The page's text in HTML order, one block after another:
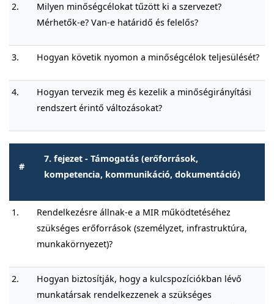
2.
Milyen minőségcélokat tűzött ki a szervezet?
Mérhetők-e? Van-e határidő és felelős?
3. Hogyan követik nyomon a minőségcélok teljesülését?
4.
Hogyan tervezik meg és kezelik a minőségirányítási
rendszert érintő változásokat?
#
7. fejezet - Támogatás (erőforrások,
kompetencia, kommunikáció, dokumentáció)
1.
Rendelkezésre állnak-e a MIR működtetéséhez
szükséges erőforrások (személyzet, infrastruktúra,
munkakörnyezet)?
2.
Hogyan biztosítják, hogy a kulcspozíciókban lévő
munkatársak rendelkezzenek a szükséges